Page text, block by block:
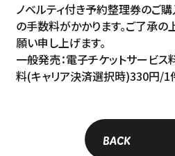
ノベルティ付き予約整理券のご
の手数料がかかります。ご了承の
願い申し上げます。
一般発売：電子チケットサービ
料(キャリア決済選択時)330円/1
BACK